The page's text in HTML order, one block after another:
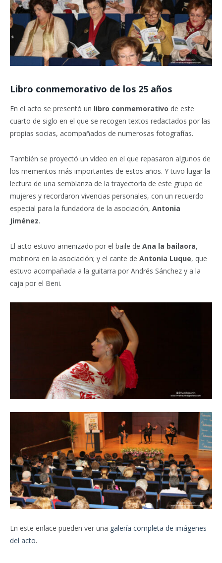
Libro conmemorativo de los 25 años
En el acto se presentó un libro conmemorativo de este
cuarto de siglo en el que se recogen textos redactados por las
propias socias, acompañados de numerosas fotografías.
También se proyectó un vídeo en el que repasaron algunos de
los mementos más importantes de estos años. Y tuvo lugar la
lectura de una semblanza de la trayectoria de este grupo de
mujeres y recordaron vivencias personales, con un recuerdo
especial para la fundadora de la asociación, Antonia
Jiménez.
El acto estuvo amenizado por el baile de Ana la bailaora,
motinora en la asociación; y el cante de Antonia Luque, que
estuvo acompañada a la guitarra por Andrés Sánchez y a la
caja por el Beni.
En este enlace pueden ver una galería completa de imágenes
del acto.